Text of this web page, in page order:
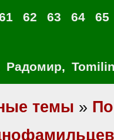
62 63 64 65
Радомир,
темы »